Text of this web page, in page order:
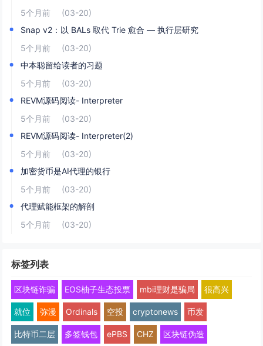
5个月前
(03-20)
Snap v2：以 BALs 取代 Trie 愈合 — 执行层研究
5个月前
(03-20)
中本聪留给读者的习题
5个月前
(03-20)
REVM源码阅读- Interpreter
5个月前
(03-20)
REVM源码阅读- Interpreter(2)
5个月前
(03-20)
加密货币是AI代理的银行
5个月前
(03-20)
代理赋能框架的解剖
5个月前
(03-20)
标签列表
区块链诈骗 EOS柚子生态投票 mbi理财是骗局 很高兴
就位 弥漫 Ordinals 空投 cryptonews 币发
比特币二层 多签钱包 ePBS CHZ 区块链伪造